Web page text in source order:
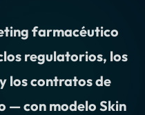
farmacéutico
regulatorios, los
los contratos de
— con modelo Skin